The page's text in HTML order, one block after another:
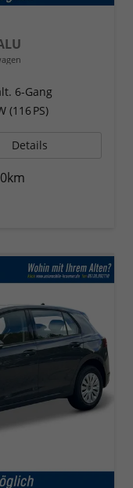
6-Gang
(116 PS)
Details